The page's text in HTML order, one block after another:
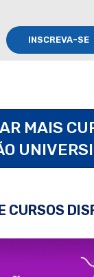
INSCREVA-SE
MAIS
CURSOS